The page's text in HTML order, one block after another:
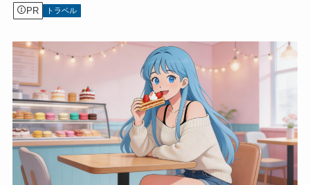
PR トラベル